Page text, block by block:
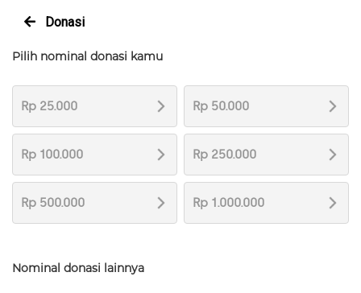
Donasi
Pilih nominal donasi kamu
Rp 25.000 Rp 50.000
Rp 100.000 Rp 250.000
Rp 500.000 Rp 1.000.000
Nominal donasi lainnya